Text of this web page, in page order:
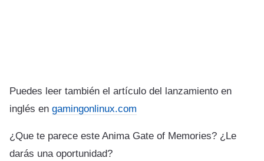
Puedes leer también el artículo del lanzamiento en
inglés en gamingonlinux.com
¿Que te parece este Anima Gate of Memories? ¿Le
darás una oportunidad?